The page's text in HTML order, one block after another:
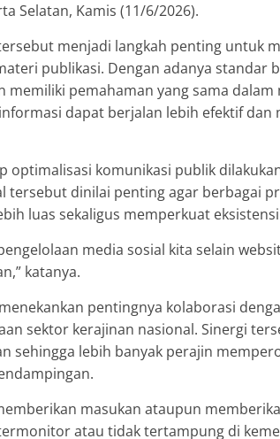
Selatan, Kamis (11/6/2026).
menjadi langkah penting untuk
publikasi. Dengan adanya standar
memiliki pemahaman yang sama
dapat berjalan lebih efektif dan
optimalisasi komunikasi publik
tersebut dinilai penting agar berbagai
luas sekaligus memperkuat
media sosial kita selain
katanya.
pentingnya kolaborasi
sektor kerajinan nasional. Sinergi
sehingga lebih banyak perajin
masukan ataupun
atau tidak tertampung di